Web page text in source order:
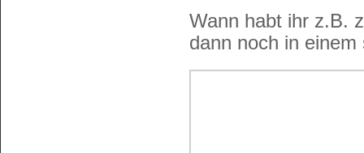
Wann habt ihr z.B.
dann noch in